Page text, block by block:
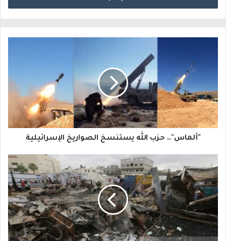
خ
د
ك
ا
إ
ل
ك
ت
ر
"ألماس".. حزب الله يستنسخ الصواريخ الإسرائيلية